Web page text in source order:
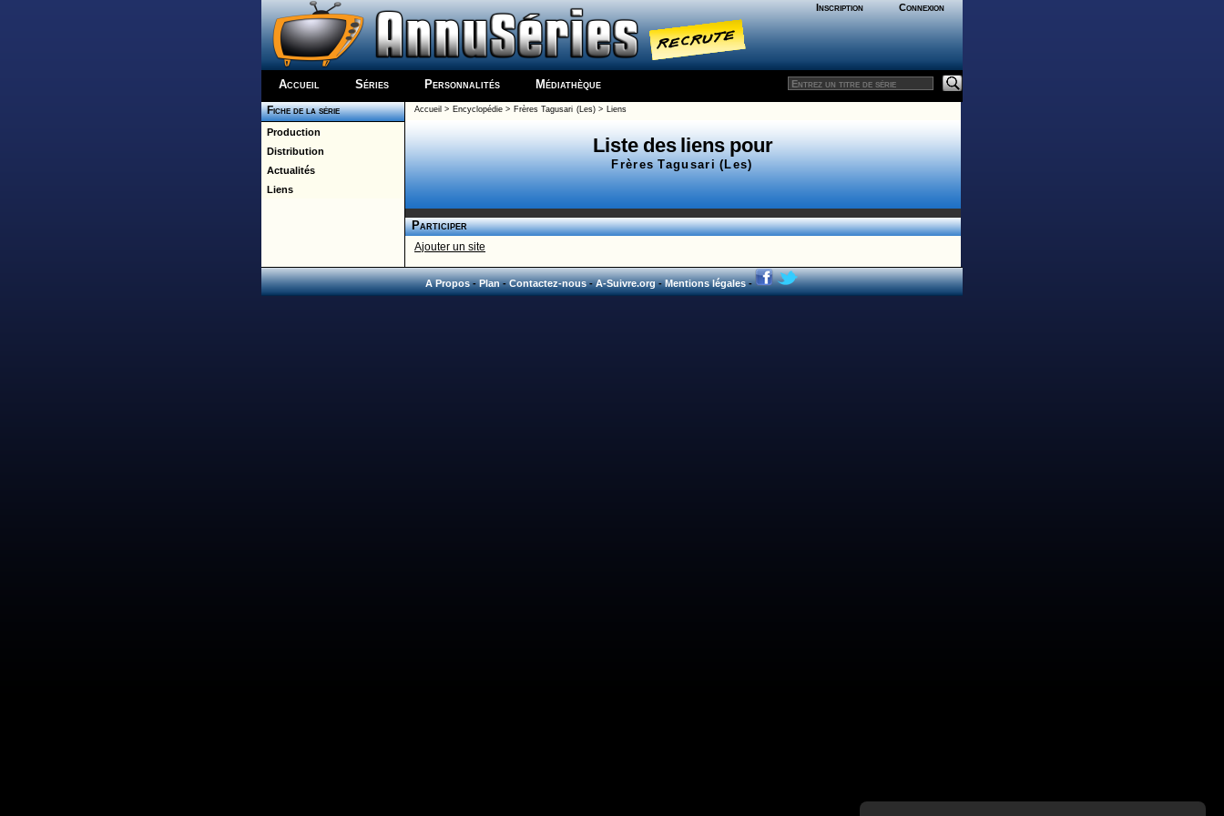
Inscription Connexion
Accueil Séries Personnalités Médiathèque
Fiche de la série
Production
Distribution
Actualités
Liens
Accueil > Encyclopédie> Frères Tagusari (Les)> Liens
Liste des liens pour
Frères Tagusari (Les)
Participer
Ajouter un site
A Propos-Plan-Contactez-nous-A-Suivre.org-Mentions légales-